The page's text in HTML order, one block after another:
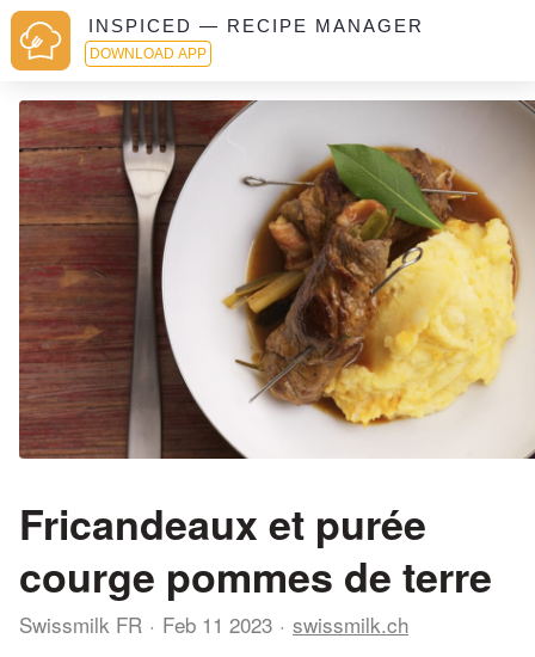
INSPICED — RECIPE MANAGER
DOWNLOAD APP
Fricandeaux et purée
courge pommes de terre
Swissmilk FR Feb 11 2023 swissmilk.ch